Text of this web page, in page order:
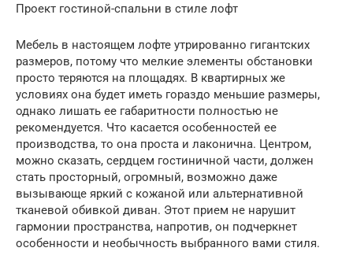
Проект гостиной-спальни в стиле лофт
Мебель в настоящем лофте утрированно гигантских
размеров, потому что мелкие элементы обстановки
просто теряются на площадях. В квартирных же
условиях она будет иметь гораздо меньшие размеры,
однако лишать ее габаритности полностью не
рекомендуется. Что касается особенностей ее
производства, то она проста и лаконична. Центром,
можно сказать, сердцем гостиничной части, должен
стать просторный, огромный, возможно даже
вызывающе яркий с кожаной или альтернативной
тканевой обивкой диван. Этот прием не нарушит
гармонии пространства, напротив, он подчеркнет
особенности и необычность выбранного вами стиля.